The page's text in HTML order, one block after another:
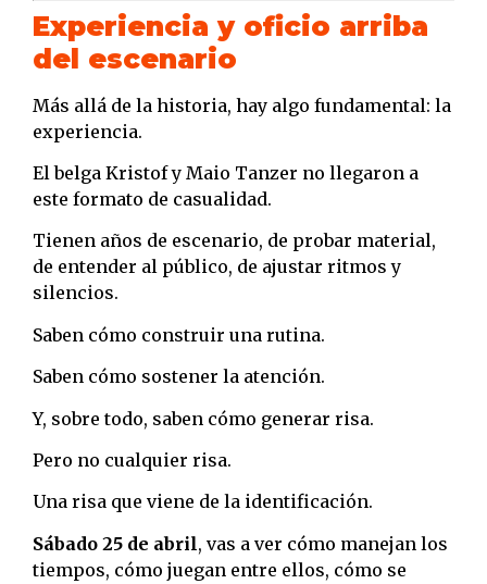
Experiencia y oficio arriba
del escenario
Más allá de la historia, hay algo fundamental: la
experiencia.
El belga Kristof y Maio Tanzer no llegaron a
este formato de casualidad.
Tienen años de escenario, de probar material,
de entender al público, de ajustar ritmos y
silencios.
Saben cómo construir una rutina.
Saben cómo sostener la atención.
Y, sobre todo, saben cómo generar risa.
Pero no cualquier risa.
Una risa que viene de la identificación.
Sábado 25 de abril, vas a ver cómo manejan los
tiempos, cómo juegan entre ellos, cómo se